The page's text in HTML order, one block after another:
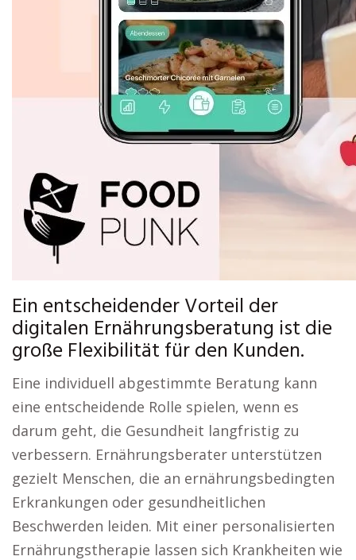
Ein entscheidender Vorteil der
digitalen Ernährungsberatung ist die
große Flexibilität für den Kunden.
Eine individuell abgestimmte Beratung kann
eine entscheidende Rolle spielen, wenn es
darum geht, die Gesundheit langfristig zu
verbessern. Ernährungsberater unterstützen
gezielt Menschen, die an ernährungsbedingten
Erkrankungen oder gesundheitlichen
Beschwerden leiden. Mit einer personalisierten
Ernährungstherapie lassen sich Krankheiten wie